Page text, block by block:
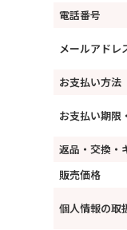
電話番号
メールアドレ
お支払い方法
お支払い期限
返品・交換・
販売価格
個人情報の取